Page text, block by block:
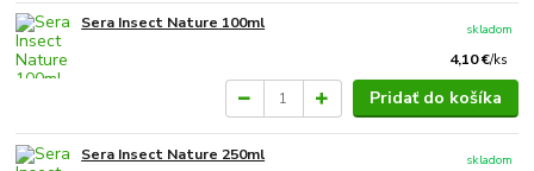
Sera Insect Nature 100ml
4,10 €/ks
skladom
Pridať do košíka
Sera Insect Nature 250ml
skladom